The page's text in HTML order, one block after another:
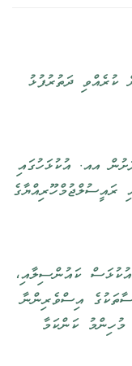
ކުރެއްވި ދަތުރުފުޅު
އއ. އުކުޅަހުގައި
ރައީސުލްޖުމްހޫރިއްޔާގެ
ކައުންސިލާއި،
އިސްވެރިންނާ
މުހިންމު ކަންކަމާ